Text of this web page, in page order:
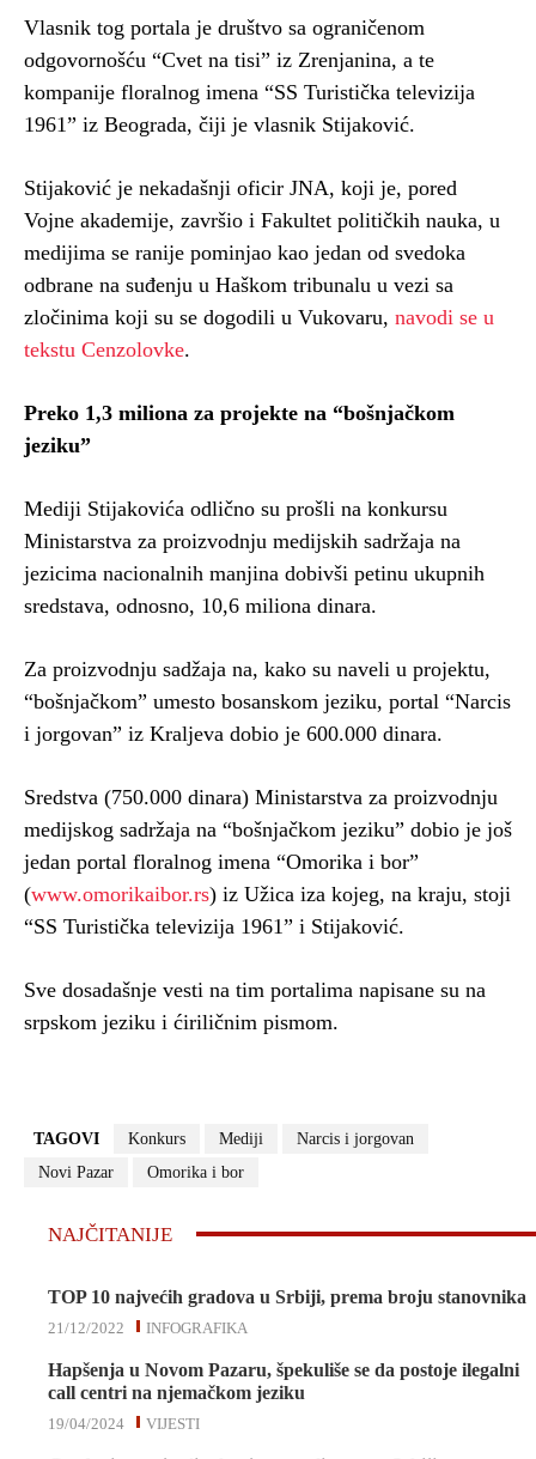
Vlasnik tog portala je društvo sa ograničenom
odgovornošću “Cvet na tisi” iz Zrenjanina, a te
kompanije floralnog imena “SS Turistička televizija
1961” iz Beograda, čiji je vlasnik Stijaković.
Stijaković je nekadašnji oficir JNA, koji je, pored
Vojne akademije, završio i Fakultet političkih nauka, u
medijima se ranije pominjao kao jedan od svedoka
odbrane na suđenju u Haškom tribunalu u vezi sa
zločinima koji su se dogodili u Vukovaru, navodi se u
tekstu Cenzolovke.
Preko 1,3 miliona za projekte na “bošnjačkom
jeziku”
Mediji Stijakovića odlično su prošli na konkursu
Ministarstva za proizvodnju medijskih sadržaja na
jezicima nacionalnih manjina dobivši petinu ukupnih
sredstava, odnosno, 10,6 miliona dinara.
Za proizvodnju sadžaja na, kako su naveli u projektu,
“bošnjačkom” umesto bosanskom jeziku, portal “Narcis
i jorgovan” iz Kraljeva dobio je 600.000 dinara.
Sredstva (750.000 dinara) Ministarstva za proizvodnju
medijskog sadržaja na “bošnjačkom jeziku” dobio je još
jedan portal floralnog imena “Omorika i bor”
(www.omorikaibor.rs) iz Užica iza kojeg, na kraju, stoji
“SS Turistička televizija 1961” i Stijaković.
Sve dosadašnje vesti na tim portalima napisane su na
srpskom jeziku i ćiriličnim pismom.
TAGOVI Konkurs Mediji
Narcis i jorgovan
Novi Pazar
Omorika i bor
NAJČITANIJE
TOP 10 najvećih gradova u Srbiji, prema broju stanovnika
INFOGRAFIKA
21/12/2022
Hapšenja u Novom Pazaru, špekuliše se da postoje ilegalni
call centri na njemačkom jeziku
VIJESTI
19/04/2024